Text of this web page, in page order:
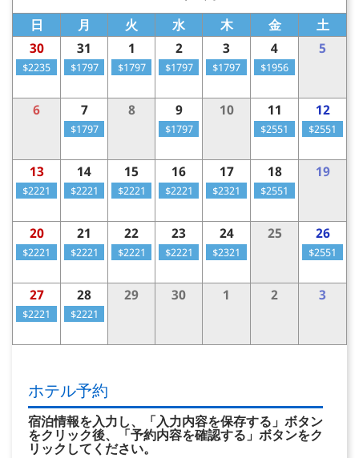
日 月 火 水 木 金
土
30
$2235
31
$1797
1
$1797
2
$1797
3
$1797
4
$1956
5
6 7
$1797
8 9
$1797
10 11
$2551
12
$2551
13
$2221
14
$2221
15
$2221
16
$2221
17
$2321
18
$2551
19
20
$2221
21
$2221
22
$2221
23
$2221
24
$2321
25 26
$2551
27
$2221
28
$2221
29 30 1 2 3
ホテル予約
宿泊情報を入力し、「入力内容を保存する」ボタン
をクリック後、「予約内容を確認する」ボタンをク
リックしてください。